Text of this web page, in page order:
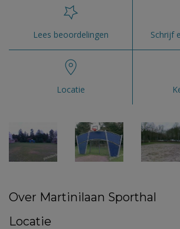
Lees beoordelingen Schrijf
Locatie
Over Martinilaan Sporthal
Locatie